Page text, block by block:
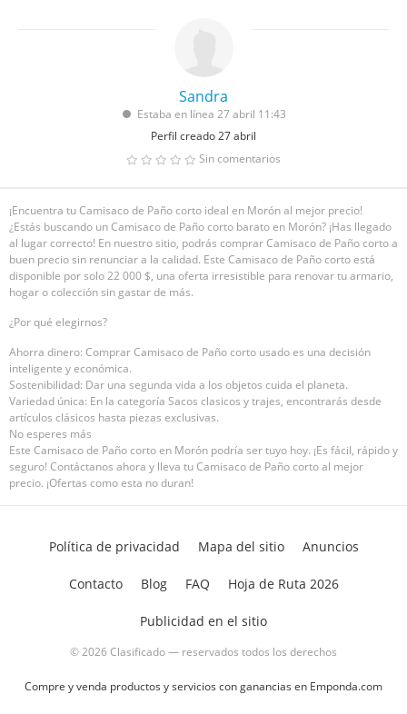
Sandra
Estaba en línea 27 abril 11:43
Perfil creado 27 abril
Sin comentarios
¡Encuentra tu Camisaco de Paño corto ideal en Morón al mejor precio!
¿Estás buscando un Camisaco de Paño corto barato en Morón? ¡Has llegado
al lugar correcto! En nuestro sitio, podrás comprar Camisaco de Paño corto a
buen precio sin renunciar a la calidad. Este Camisaco de Paño corto está
disponible por solo 22 000 $, una oferta irresistible para renovar tu armario,
hogar o colección sin gastar de más.
¿Por qué elegirnos?
Ahorra dinero: Comprar Camisaco de Paño corto usado es una decisión
inteligente y económica.
Sostenibilidad: Dar una segunda vida a los objetos cuida el planeta.
Variedad única: En la categoría Sacos clasicos y trajes, encontrarás desde
artículos clásicos hasta piezas exclusivas.
No esperes más
Este Camisaco de Paño corto en Morón podría ser tuyo hoy. ¡Es fácil, rápido y
seguro! Contáctanos ahora y lleva tu Camisaco de Paño corto al mejor
precio. ¡Ofertas como esta no duran!
© 2026 Clasificado — reservados todos los derechos
Política de privacidad Mapa del sitio Anuncios
Contacto Blog FAQ Hoja de Ruta 2026
Publicidad en el sitio
Compre y venda productos y servicios con ganancias en Emponda.com